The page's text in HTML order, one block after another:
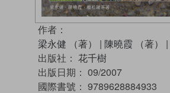
作者：
梁永健 （著）
| 陳曉霞 （著） |
出版社： 花千樹
出版日期： 09/2007
國際書號： 9789628884933